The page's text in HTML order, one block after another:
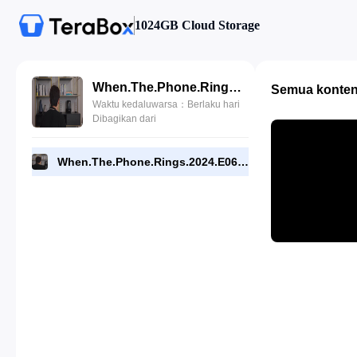
1024GB Cloud Storage
When.The.Phone.Rings.2024.E06.720p.NF.WEB.[RMC].mp4
Waktu kedaluwarsa：Berlaku hari
Dibagikan dari
When.The.Phone.Rings.2024.E06.720p.NF.WEB.[RMC].mp4
Semua